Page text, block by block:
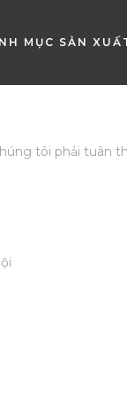
MỤC SẢN
tôi phải tuân